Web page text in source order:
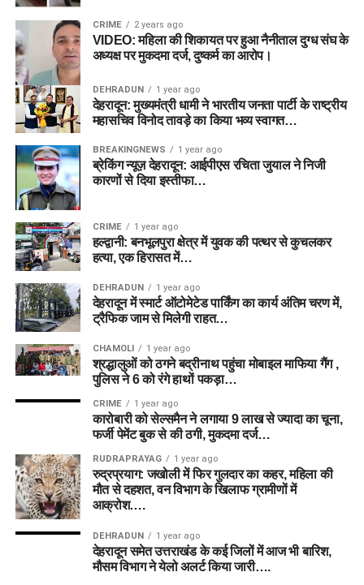
CRIME 2 years ago
VIDEO: महिला की शिकायत पर हुआ नैनीताल दुग्ध संघ के
अध्यक्ष पर मुकदमा दर्ज, दुष्कर्म का आरोप।
DEHRADUN 1 year ago
देहरादून: मुख्यमंत्री धामी ने भारतीय जनता पार्टी के राष्ट्रीय
महासचिव विनोद तावड़े का किया भव्य स्वागत…
BREAKINGNEWS 1 year ago
ब्रेकिंग न्यूज़ देहरादून: आईपीएस रचिता जुयाल ने निजी
कारणों से दिया इस्तीफा…
CRIME 1 year ago
हल्द्वानी: बनभूलपुरा क्षेत्र में युवक की पत्थर से कुचलकर
हत्या, एक हिरासत में…
DEHRADUN 1 year ago
देहरादून में स्मार्ट ऑटोमेटेड पार्किंग का कार्य अंतिम चरण में,
ट्रैफिक जाम से मिलेगी राहत…
CHAMOLI 1 year ago
श्रद्धालुओं को ठगने बद्रीनाथ पहुंचा मोबाइल माफिया गैंग ,
पुलिस ने 6 को रंगे हाथों पकड़ा…
CRIME 1 year ago
कारोबारी को सेल्समैन ने लगाया 9 लाख से ज्यादा का चूना,
फर्जी पेमेंट बुक से की ठगी, मुकदमा दर्ज…
RUDRAPRAYAG 1 year ago
रुद्रप्रयाग: जखोली में फिर गुलदार का कहर, महिला की
मौत से दहशत, वन विभाग के खिलाफ ग्रामीणों में
आक्रोश….
DEHRADUN 1 year ago
देहरादून समेत उत्तराखंड के कई जिलों में आज भी बारिश,
मौसम विभाग ने येलो अलर्ट किया जारी….